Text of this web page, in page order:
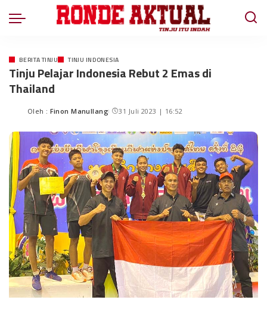
BERITA TINJU TINJU INDONESIA
Tinju Pelajar Indonesia Rebut 2 Emas di
Thailand
Oleh : Finon Manullang 31 Juli 2023 | 16:52